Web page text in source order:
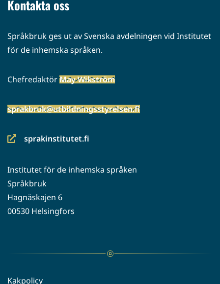
Kontakta oss
Språkbruk ges ut av Svenska avdelningen vid Institutet
för de inhemska språken.
ChefredaktörMay Wikström
sprakbruk@utbildningsstyrelsen.fi
sprakinstitutet.fi
(siirryt
palveluun)
Institutet för de inhemska språken
Språkbruk
Hagnäskajen 6
00530 Helsingfors
Kakpolicy